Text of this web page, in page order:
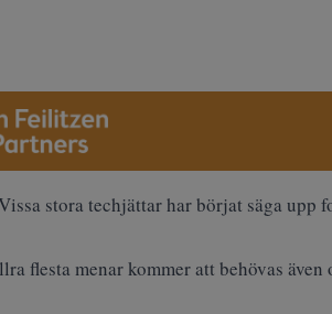
stora techjättar har börjat säga upp
flesta menar kommer att behövas även